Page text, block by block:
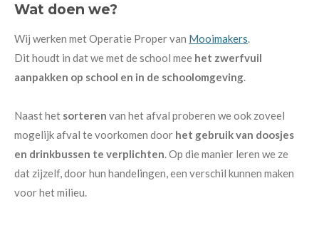
Wat doen we?
Wij werken met Operatie Proper van Mooimakers.
Dit houdt in dat we met de school mee het zwerfvuil
aanpakken op school en in de schoolomgeving.
Naast het sorteren van het afval proberen we ook zoveel
mogelijk afval te voorkomen door het gebruik van doosjes
en drinkbussen te verplichten. Op die manier leren we ze
dat zijzelf, door hun handelingen, een verschil kunnen maken
voor het milieu.